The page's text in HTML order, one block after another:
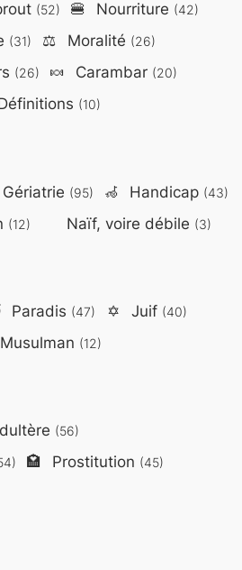
(52) 🍔 Nourriture (42)
(31) ⚖️ Moralité (26)
(26) 🍬 Carambar (20)
(10)
Gériatrie (95) 🦽 Handicap (43)
(12) Naïf, voire débile (3)
Paradis (47) ✡️ Juif (40)
Musulman (12)
(56)
🏩 Prostitution (45)